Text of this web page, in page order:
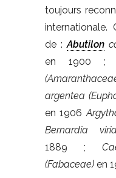
toujours
internationale.
de :Abutilon
en 1900
argentea
en 1906
Bernardia
1889 ;
(Fabaceae) en